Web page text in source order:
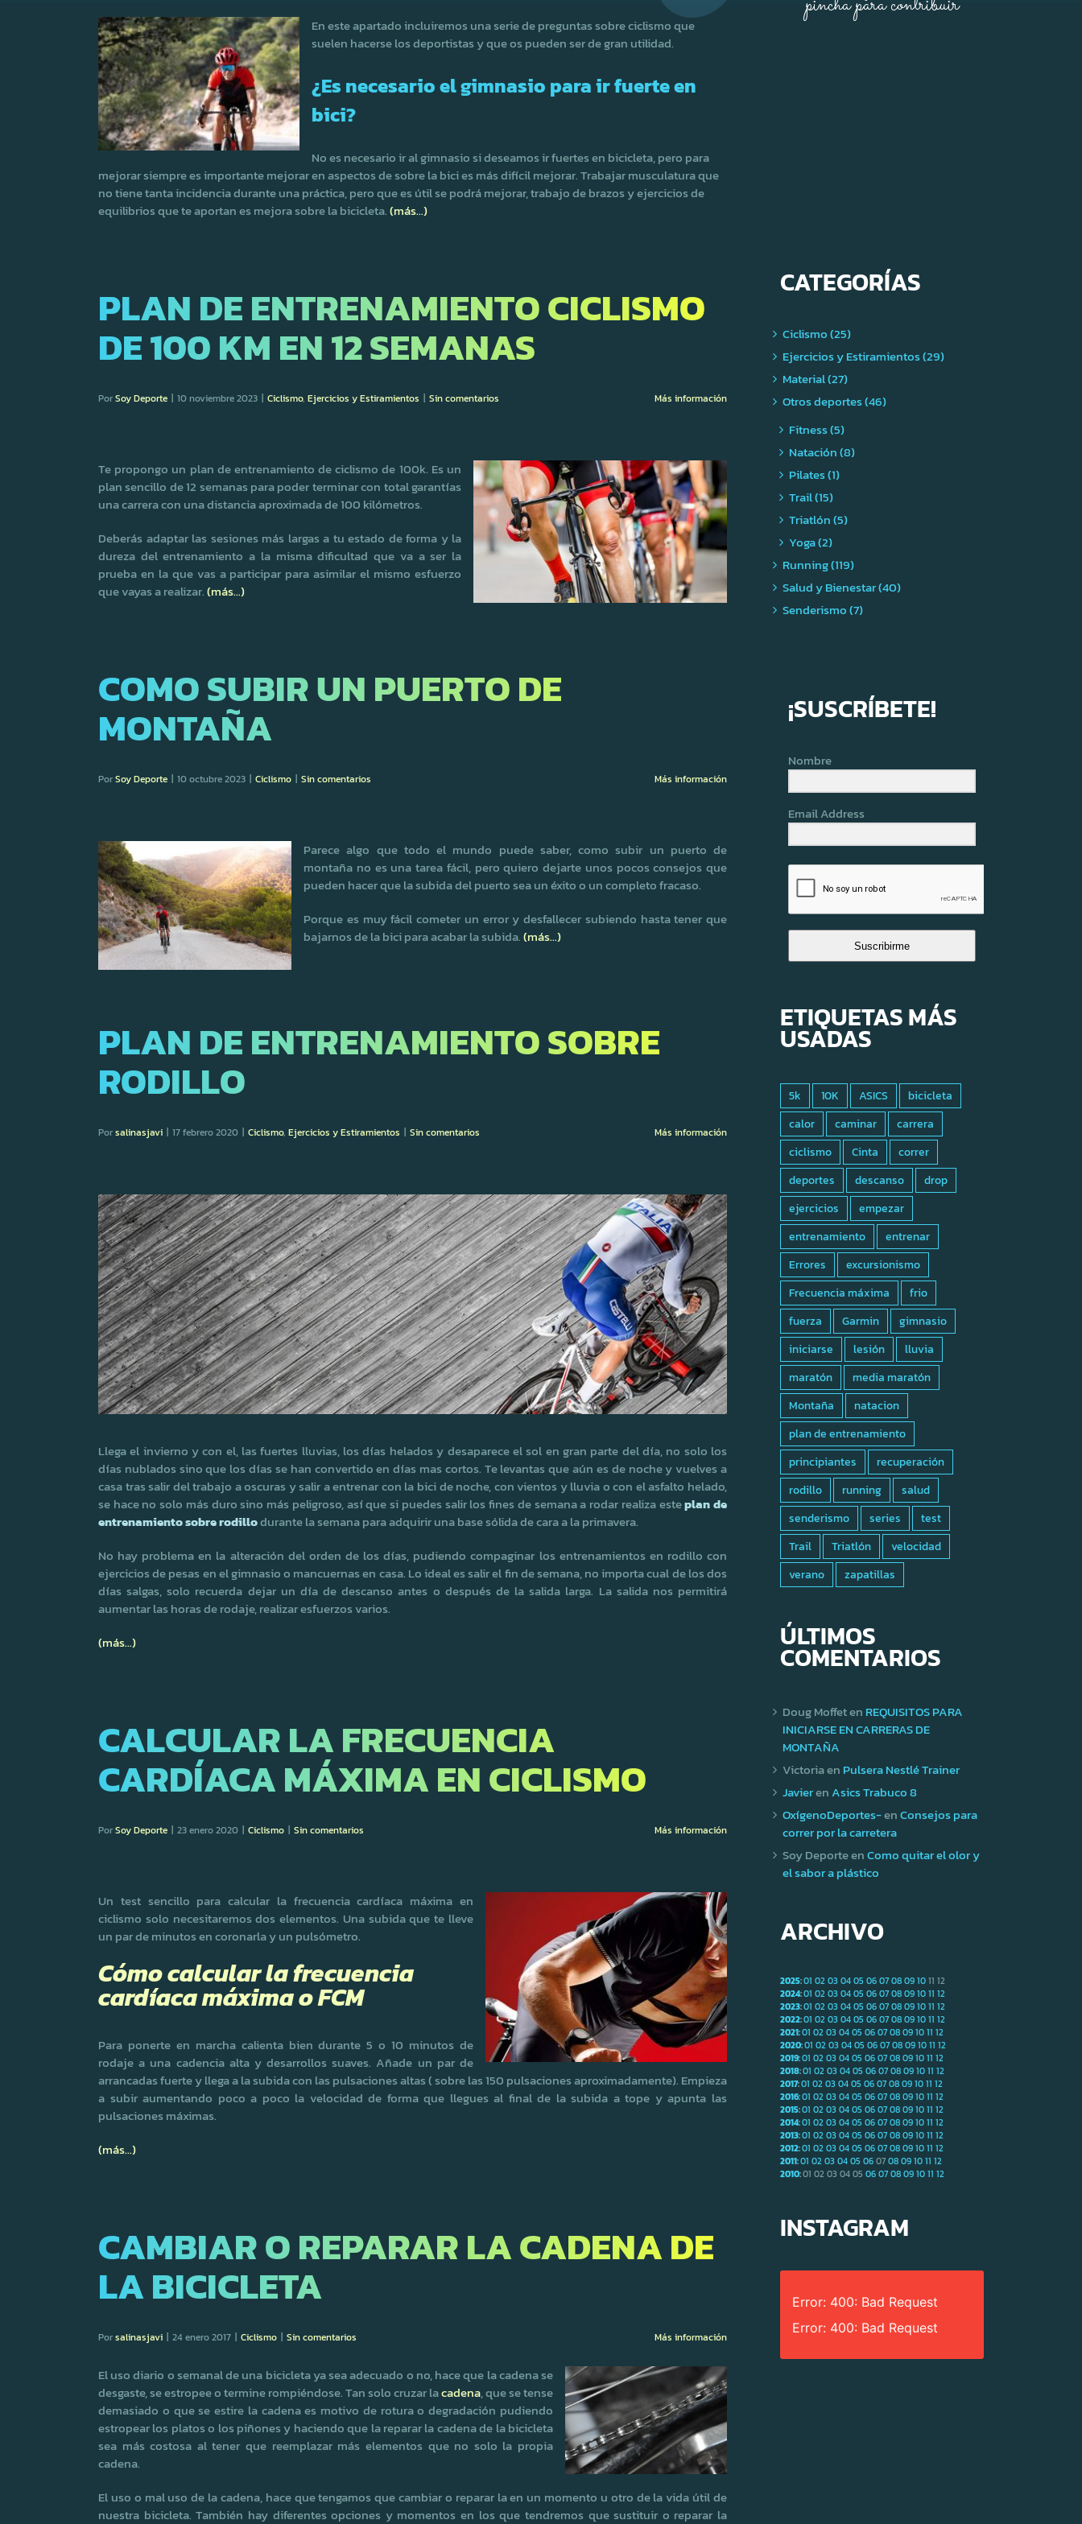
En este apartado incluiremos una serie de preguntas sobre ciclismo que
suelen hacerse los deportistas y que os pueden ser de gran utilidad.
¿Es necesario el gimnasio para ir fuerte en
bici?
No es necesario ir al gimnasio si deseamos ir fuertes en bicicleta, pero para
mejorar siempre es importante mejorar en aspectos de sobre la bici es más difícil mejorar. Trabajar musculatura que
no tiene tanta incidencia durante una práctica, pero que es útil se podrá mejorar, trabajo de brazos y ejercicios de
equilibrios que te aportan es mejora sobre la bicicleta.(más…)
PLAN DE ENTRENAMIENTO CICLISMO
DE 100 KM EN 12 SEMANAS
PorSoy Deporte | 10 noviembre 2023 | Ciclismo, Ejercicios y Estiramientos | Sin comentarios Más información
Te propongo un plan de entrenamiento de ciclismo de 100k. Es un
plan sencillo de 12 semanas para poder terminar con total garantías
una carrera con una distancia aproximada de 100 kilómetros.
Deberás adaptar las sesiones más largas a tu estado de forma y la
dureza del entrenamiento a la misma dificultad que va a ser la
prueba en la que vas a participar para asimilar el mismo esfuerzo
que vayas a realizar.(más…)
COMO SUBIR UN PUERTO DE
MONTAÑA
PorSoy Deporte | 10 octubre 2023 | Ciclismo | Sin comentarios Más información
Parece algo que todo el mundo puede saber, como subir un puerto de
montaña no es una tarea fácil, pero quiero dejarte unos pocos consejos que
pueden hacer que la subida del puerto sea un éxito o un completo fracaso.
Porque es muy fácil cometer un error y desfallecer subiendo hasta tener que
bajarnos de la bici para acabar la subida.(más…)
PLAN DE ENTRENAMIENTO SOBRE
RODILLO
Porsalinasjavi | 17 febrero 2020 | Ciclismo, Ejercicios y Estiramientos | Sin comentarios Más información
Llega el invierno y con el, las fuertes lluvias, los días helados y desaparece el sol en gran parte del día, no solo los
días nublados sino que los días se han convertido en días mas cortos. Te levantas que aún es de noche y vuelves a
casa tras salir del trabajo a oscuras y salir a entrenar con la bici de noche, con vientos y lluvia o con el asfalto helado,
se hace no solo más duro sino más peligroso, así que si puedes salir los fines de semana a rodar realiza esteplan de
entrenamiento sobre rodillodurante la semana para adquirir una base sólida de cara a la primavera.
No hay problema en la alteración del orden de los días, pudiendo compaginar los entrenamientos en rodillo con
ejercicios de pesas en el gimnasio o mancuernas en casa. Lo ideal es salir el fin de semana, no importa cual de los dos
días salgas, solo recuerda dejar un día de descanso antes o después de la salida larga. La salida nos permitirá
aumentar las horas de rodaje, realizar esfuerzos varios.
(más…)
CALCULAR LA FRECUENCIA
CARDÍACA MÁXIMA EN CICLISMO
PorSoy Deporte 23 enero 2020 Ciclismo Sin comentarios Más información
Un test sencillo para calcular la frecuencia cardíaca máxima en
ciclismo solo necesitaremos dos elementos. Una subida que te lleve
un par de minutos en coronarla y un pulsómetro.
Cómo calcular la frecuencia
cardíaca máxima o FCM
Para ponerte en marcha calienta bien durante 5 o 10 minutos de
rodaje a una cadencia alta y desarrollos suaves. Añade un par de
arrancadas fuerte y llega a la subida con las pulsaciones altas ( sobre las 150 pulsaciones aproximadamente). Empieza
a subir aumentando poco a poco la velocidad de forma que llegues al final de la subida a tope y apunta las
pulsaciones máximas.
(más…)
CAMBIAR O REPARAR LA CADENA DE
LA BICICLETA
Porsalinasjavi 24 enero 2017 Ciclismo Sin comentarios Más información
El uso diario o semanal de una bicicleta ya sea adecuado o no, hace que la cadena se
desgaste, se estropee o termine rompiéndose. Tan solo cruzar lacadena, que se tense
demasiado o que se estire la cadena es motivo de rotura o degradación pudiendo
estropear los platos o los piñones y haciendo que la reparar la cadena de la bicicleta
sea más costosa al tener que reemplazar más elementos que no solo la propia
cadena.
El uso o mal uso de la cadena, hace que tengamos que cambiar o reparar la en un momento u otro de la vida útil de
nuestra bicicleta. También hay diferentes opciones y momentos en los que tendremos que sustituir o reparar la
CATEGORÍAS
Ciclismo (25)
Ejercicios y Estiramientos (29)
Material (27)
Otros deportes (46)
Fitness (5)
Natación (8)
Pilates (1)
Trail (15)
Triatlón (5)
Yoga (2)
Running (119)
Salud y Bienestar (40)
Senderismo (7)
¡SUSCRÍBETE!
Nombre
Email Address
Suscribirme
ETIQUETAS MÁS
USADAS
5k 10K ASICS
bicicleta
calor
caminar
carrera
ciclismo
Cinta
correr
deportes
descanso
drop
ejercicios
empezar
entrenamiento
entrenar
Errores
excursionismo
Frecuencia máxima
frio
fuerza
Garmin
gimnasio
iniciarse
lesión
lluvia
maratón
media maratón
Montaña
natacion
plan de entrenamiento
principiantes
recuperación
rodillo
running
salud
senderismo
series
test
Trail
Triatlón
velocidad
verano
zapatillas
ÚLTIMOS
COMENTARIOS
Doug Moffeten REQUISITOS PARA
INICIARSE EN CARRERAS DE
MONTAÑA
Victoriaen Pulsera Nestlé Trainer
JavierenAsics Trabuco 8
OxígenoDeportes-enConsejos para
correr por la carretera
Soy DeporteenComo quitar el olor y
el sabor a plástico
ARCHIVO
2025:01 02 030405060708091011 12
2024:01 02 030405060708091011 12
2023:01 02 030405060708091011 12
2022:01 02 030405060708091011 12
2021:01 02 030405060708091011 12
2020:01 02 030405060708091011 12
2019:01 02 030405060708091011 12
2018:01 02 030405060708091011 12
2017:01 02 030405060708091011 12
2016:01 02 030405060708091011 12
2015:01 02 030405060708091011 12
2014:01 02 030405060708091011 12
2013:01 02 030405060708091011 12
2012:01 02 030405060708091011 12
2011:01 02 030405060708091011 12
2010:01 02 03 0405 060708091011 12
INSTAGRAM
Error: 400: Bad Request
Error: 400: Bad Request